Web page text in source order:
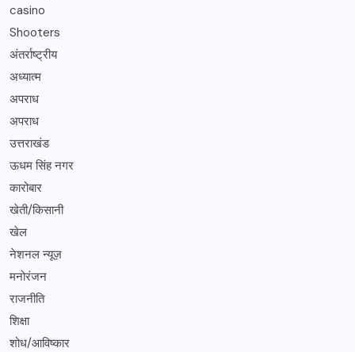
casino
Shooters
अंतर्राष्ट्रीय
अध्यात्म
अपराध
अपराध
उत्तराखंड
ऊधम सिंह नगर
कारोबार
खेती/किसानी
खेल
नेशनल न्यूज़
मनोरंजन
राजनीति
शिक्षा
शोध/आविष्कार